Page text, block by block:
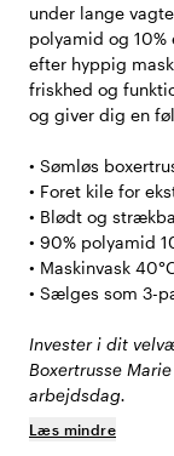
under lange
polyamid og
efter hyppig
friskhed og
og giver dig en
• Sømløs
• Foret kile for
• Blødt og
• 90% polyamid
• Maskinvask
• Sælges som 3-
Invester i dit
Boxertrusse
arbejdsdag.
Læs mindre